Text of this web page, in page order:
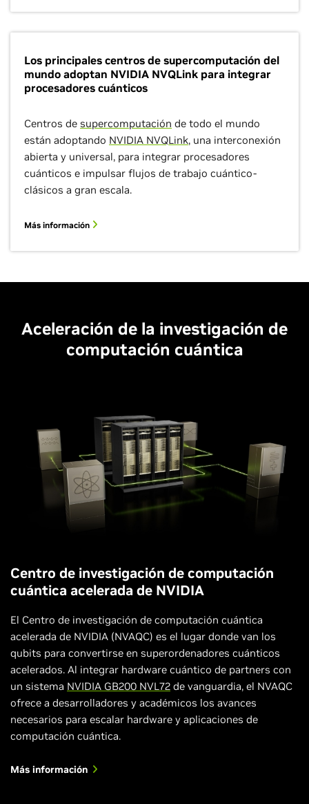
Los principales centros de supercomputación del
mundo adoptan NVIDIA NVQLink para integrar
procesadores cuánticos
Centros de supercomputación de todo el mundo
están adoptando NVIDIA NVQLink, una interconexión
abierta y universal, para integrar procesadores
cuánticos e impulsar flujos de trabajo cuántico-
clásicos a gran escala.
Más información
Aceleración de la investigación de
computación cuántica
Centro de investigación de computación
cuántica acelerada de NVIDIA
El Centro de investigación de computación cuántica
acelerada de NVIDIA (NVAQC) es el lugar donde van los
qubits para convertirse en superordenadores cuánticos
acelerados. Al integrar hardware cuántico de partners con
un sistema NVIDIA GB200 NVL72 de vanguardia, el NVAQC
ofrece a desarrolladores y académicos los avances
necesarios para escalar hardware y aplicaciones de
computación cuántica.
Más información